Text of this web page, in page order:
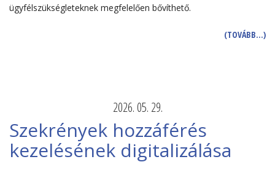
ügyfélszükségleteknek megfelelően bővíthető.
(TOVÁBB…)
2026. 05. 29.
Szekrények hozzáférés
kezelésének digitalizálása